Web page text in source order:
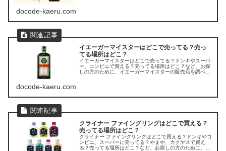
docode-kaeru.com
イエーガーマイスターはどこで売ってる？売っ
てる場所はどこ？
イエーガーマイスターはどこで売ってる？ドンキやスーパ
ー、コンビニで買える？売ってる場所はどこ？など、お探
しの方のために、イエーガーマイスターの販売店を調べて
docode-kaeru.com
クライナー ファイングリングはどこで買える？
売ってる場所はどこ？
クライナー ファイングリングはどこで買える？ドンキやコ
ンビニ、スーパーに売ってる？やまや、カクヤスで買え
る？売ってる場所はどこ？など、お探しの方のために、ク